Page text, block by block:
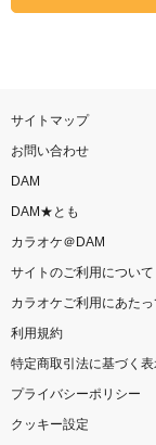
サイトマップ
お問い合わせ
DAM
DAM★とも
カラオケ＠DAM
サイトのご利用について
カラオケご利用にあた
利用規約
特定商取引法に基づく
プライバシーポリシー
クッキー設定